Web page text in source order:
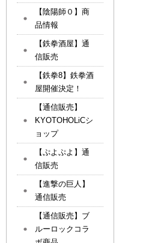
【陰陽師０】商
品情報
【鉄拳酒屋】通
信販売
【鉄拳8】鉄拳酒
屋開催決定！
【通信販売】
KYOTOHOLiCシ
ョップ
【ぷよぷよ】通
信販売
【進撃の巨人】
通信販売
【通信販売】ブ
ルーロックコラ